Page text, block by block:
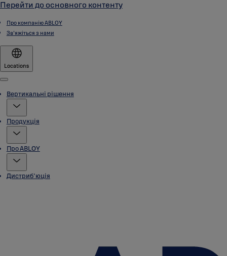
Перейти до основного контенту
Про компанію ABLOY
Зв'яжіться з нами
Locations
Menu
Вертикальні рішення
Продукція
Про ABLOY
Дистриб'юція